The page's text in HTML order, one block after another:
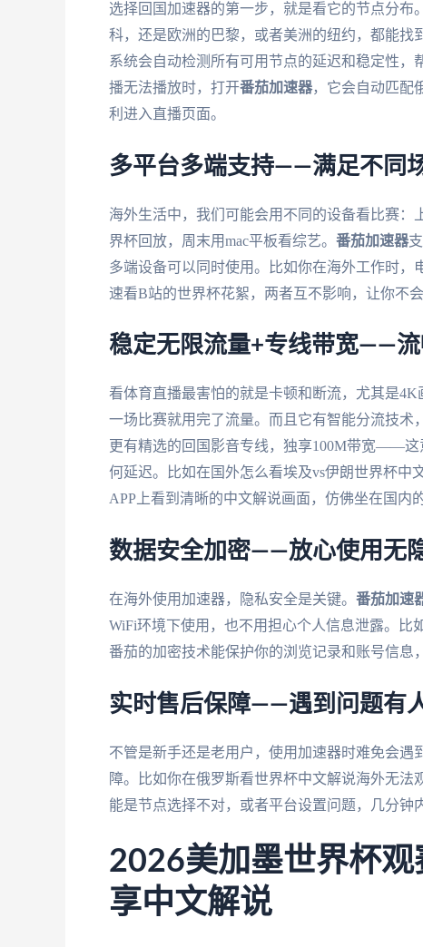
选择回国加速器的第一步，就是看它的节点分布。
科，还是欧洲的巴黎，或者美洲的纽约，都能
系统会自动检测所有可用节点的延迟和稳定性
播无法播放时，打开番茄加速器，它会自动匹配
利进入直播页面。
多平台多端支持——满足不同
海外生活中，我们可能会用不同的设备看比赛：
界杯回放，周末用mac平板看综艺。 番茄加速器
多端设备可以同时使用。比如你在海外工作时
速看B站的世界杯花絮，两者互不影响，让你不
稳定无限流量+专线带宽——
看体育直播最害怕的就是卡顿和断流，尤其是4K
一场比赛就用完了流量。而且它有智能分流技术
更有精选的回国影音专线，独享100M带宽——
何延迟。比如在国外怎么看埃及vs伊朗世界杯中
APP上看到清晰的中文解说画面，仿佛坐在国内
数据安全加密——放心使用无
在海外使用加速器，隐私安全是关键。 番茄加速
WiFi环境下使用，也不用担心个人信息泄露。比
番茄的加密技术能保护你的浏览记录和账号信息
实时售后保障——遇到问题有
不管是新手还是老用户，使用加速器时难免会遇
障。比如你在俄罗斯看世界杯中文解说海外无
能是节点选择不对，或者平台设置问题，几分钟
2026美加墨世界杯
享中文解说